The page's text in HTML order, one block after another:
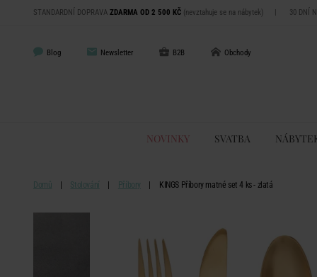
STANDARDNÍ DOPRAVA ZDARMA OD 2 500 KČ (nevztahuje se na nábytek) | 30 DNÍ
Blog Newsletter B2B Obchody
NOVINKY SVATBA
Domů Stolování Příbory KINGS Příbory matné set 4 ks - zlatá